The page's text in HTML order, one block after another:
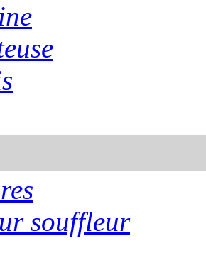
souffleur